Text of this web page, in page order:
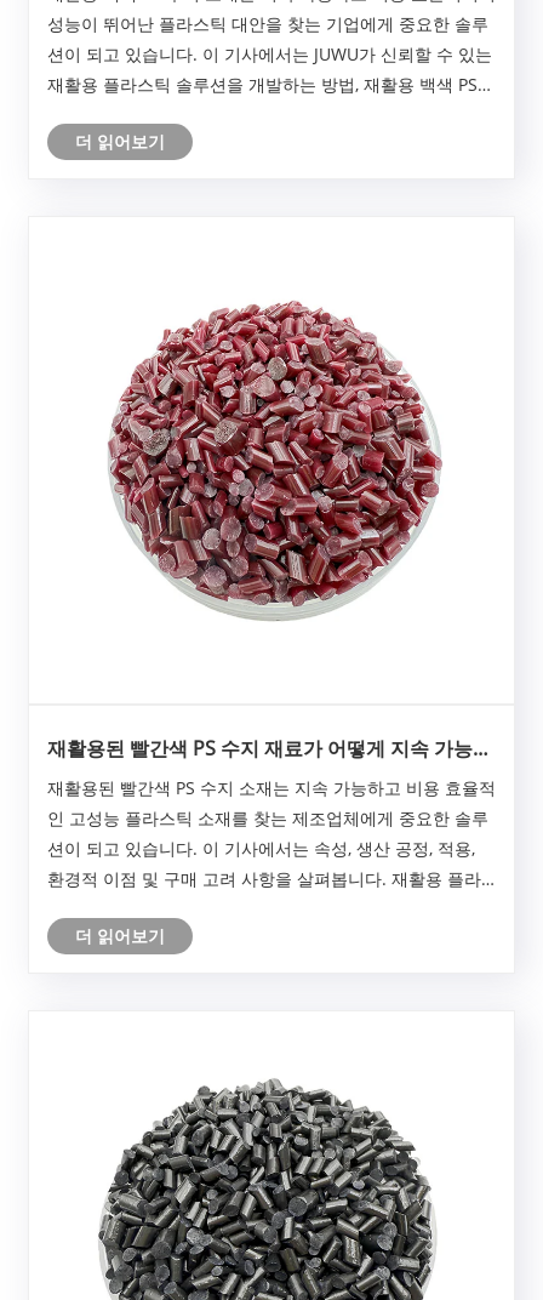
성능이 뛰어난 플라스틱 대안을 찾는 기업에게 중요한 솔루
션이 되고 있습니다. 이 기사에서는 JUWU가 신뢰할 수 있는
재활용 플라스틱 솔루션을 개발하는 방법, 재활용 백색 PS
살펴봅니다. 제조업체는 친환경 제품 개발을 위해 친환경 제
더 읽어보기
재활용된 빨간색 PS 수지 재료가 어떻게 지속 가능한
재활용된 빨간색 PS 수지 소재는 지속 가능하고 비용 효율적
인 고성능 플라스틱 소재를 찾는 제조업체에게 중요한 솔루
션이 되고 있습니다. 이 기사에서는 속성, 생산 공정, 적용,
환경적 이점 및 구매 고려 사항을 살펴봅니다. 재활용 플라
요 증가에 맞춰 신뢰할 수 있는 재활용 수지 솔루션을 제공
더 읽어보기